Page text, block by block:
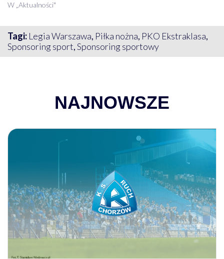
W „Aktualności"
Tagi: Legia Warszawa, Piłka nożna, PKO Ekstraklasa,
Sponsoring sport,Sponsoring sportowy
NAJNOWSZE